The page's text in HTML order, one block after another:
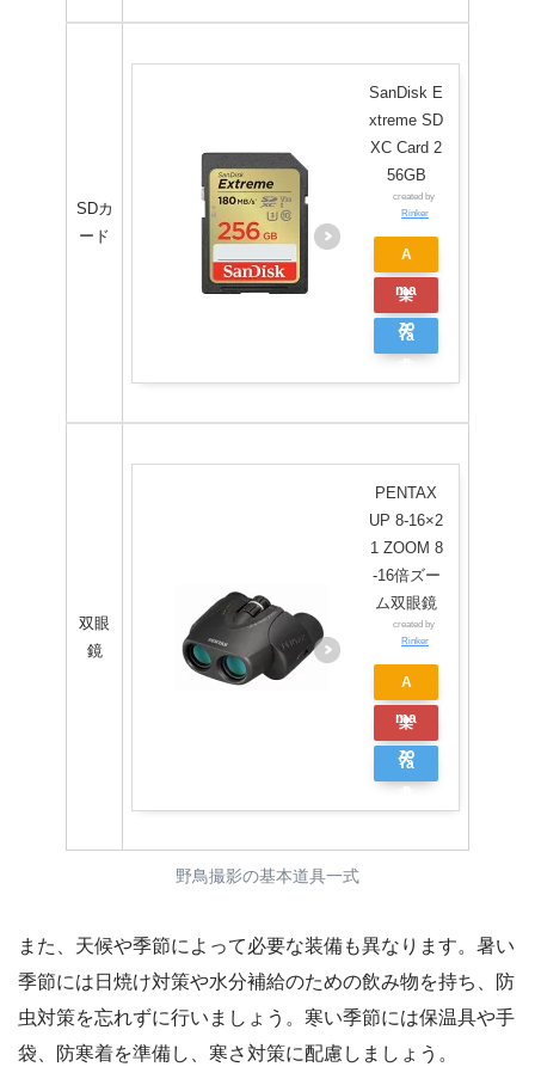
ッ
ピ
グ
SDカ
ード
SanDisk E
xtreme SD
XC Card 2
56GB
created by
Rinker
A
ma
zo
n
楽
天
Ya
ッ
ピ
ン
グ
双眼
鏡
PENTAX
UP 8-16×2
1 ZOOM 8
-16倍ズー
ム双眼鏡
created by
Rinker
A
ma
zo
n
楽
天
Ya
ッ
ピ
ン
グ
野鳥撮影の基本道具一式
また、天候や季節によって必要な装備も異なります。暑い
季節には日焼け対策や水分補給のための飲み物を持ち、防
虫対策を忘れずに行いましょう。寒い季節には保温具や手
袋、防寒着を準備し、寒さ対策に配慮しましょう。